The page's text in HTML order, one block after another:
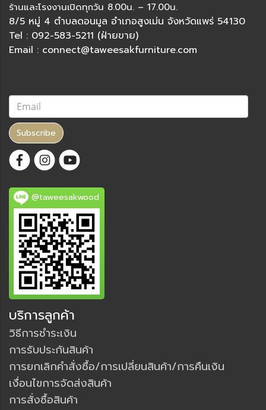
ร้านและโรงงานเปิดทุกวัน 8.00น. – 17.00น.
8/5 หมู่ 4 ตำบลดอนมูล อำเภอสูงเม่น จังหวัดแพร่ 54130
Tel : 092-583-5211 (ฝ่ายขาย)
Email : connect@taweesakfurniture.com
Subscribe
@taweesakwood
บริการลูกค้า
วิธีการชำระเงิน
การรับประกันสินค้า
การยกเลิกคำสั่งซื้อ/การเปลี่ยนสินค้า/การคืนเงิน
เงื่อนไขการจัดส่งสินค้า
การสั่งซื้อสินค้า